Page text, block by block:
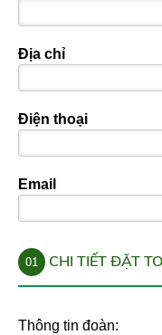
Địa chỉ
Điện thoại
Email
01 CHI TIẾT ĐẶT
Thông tin đoàn: